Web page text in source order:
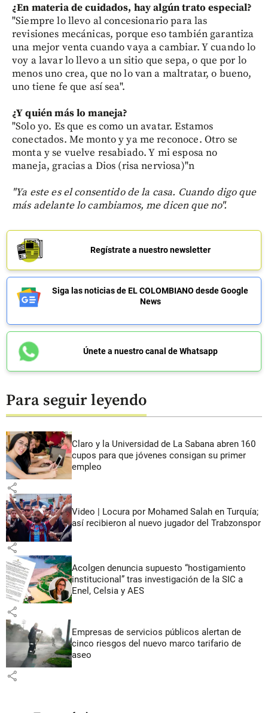
¿En materia de cuidados, hay algún trato especial?
"Siempre lo llevo al concesionario para las
revisiones mecánicas, porque eso también garantiza
una mejor venta cuando vaya a cambiar. Y cuando lo
voy a lavar lo llevo a un sitio que sepa, o que por lo
menos uno crea, que no lo van a maltratar, o bueno,
uno tiene fe que así sea".
¿Y quién más lo maneja?
"Solo yo. Es que es como un avatar. Estamos
conectados. Me monto y ya me reconoce. Otro se
monta y se vuelve resabiado. Y mi esposa no
maneja, gracias a Dios (risa nerviosa)"n
"Ya este es el consentido de la casa. Cuando digo que
más adelante lo cambiamos, me dicen que no".
Regístrate a nuestro newsletter
Siga las noticias de EL COLOMBIANO desde Google
News
Únete a nuestro canal de Whatsapp
Para seguir leyendo
Claro y la Universidad de La Sabana abren 160
cupos para que jóvenes consigan su primer
empleo
share
Video | Locura por Mohamed Salah en Turquía;
así recibieron al nuevo jugador del Trabzonspor
share
Acolgen denuncia supuesto “hostigamiento
institucional” tras investigación de la SIC a
Enel, Celsia y AES
share
Empresas de servicios públicos alertan de
cinco riesgos del nuevo marco tarifario de
aseo
share